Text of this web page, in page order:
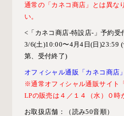
通常の「カネコ商店」とは異な
い。
<「カネコ商店-特設店-」予約受
3/6(土)10:00〜4月4日(日)23:59
第、受付終了)
オフィシャル通販「カネコ商店」
※通常オフィシャル通販サイト
LPの販売は４／１４（水）０時
お取扱店舗：（読み50音順）